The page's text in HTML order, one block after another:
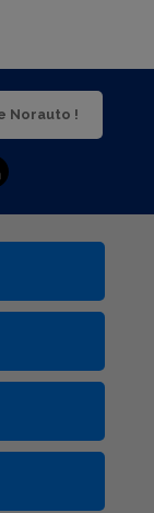
Norauto !